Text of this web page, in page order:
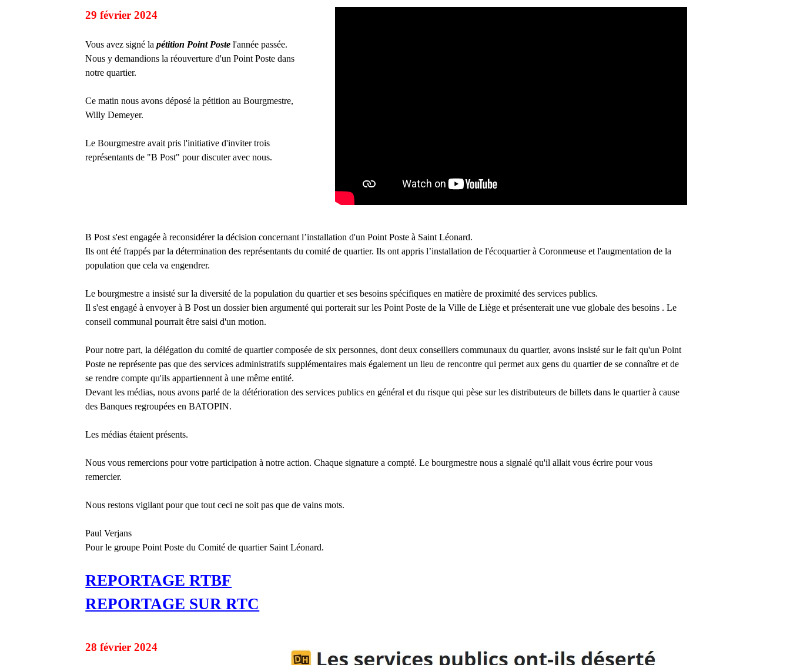
29 février 2024
Vous avez signé lapétition Point Poste l'année passée.
Nous y demandions la réouverture d'un Point Poste dans
notre quartier.
Ce matin nous avons déposé la pétition au Bourgmestre,
Willy Demeyer.
Le Bourgmestre avait pris l'initiative d'inviter trois
représentants de "B Post" pour discuter avec nous.
B Post s'est engagée à reconsidérer la décision concernant l’installation d'un Point Poste à Saint Léonard.
Ils ont été frappés par la détermination des représentants du comité de quartier. Ils ont appris l’installation de l'écoquartier à Coronmeuse et l'augmentation de la
population que cela va engendrer.
Le bourgmestre a insisté sur la diversité de la population du quartier et ses besoins spécifiques en matière de proximité des services publics.
Il s'est engagé à envoyer à B Post un dossier bien argumenté qui porterait sur les Point Poste de la Ville de Liège et présenterait une vue globale des besoins . Le
conseil communal pourrait être saisi d'un motion.
Pour notre part, la délégation du comité de quartier composée de six personnes, dont deux conseillers communaux du quartier, avons insisté sur le fait qu'un Point
Poste ne représente pas que des services administratifs supplémentaires mais également un lieu de rencontre qui permet aux gens du quartier de se connaître et de
se rendre compte qu'ils appartiennent à une même entité.
Devant les médias, nous avons parlé de la détérioration des services publics en général et du risque qui pèse sur les distributeurs de billets dans le quartier à cause
des Banques regroupées en BATOPIN.
Les médias étaient présents.
Nous vous remercions pour votre participation à notre action. Chaque signature a compté. Le bourgmestre nous a signalé qu'il allait vous écrire pour vous
remercier.
Nous restons vigilant pour que tout ceci ne soit pas que de vains mots.
Paul Verjans
Pour le groupe Point Poste du Comité de quartier Saint Léonard.
REPORTAGE RTBF
REPORTAGE SUR RTC
28 février 2024